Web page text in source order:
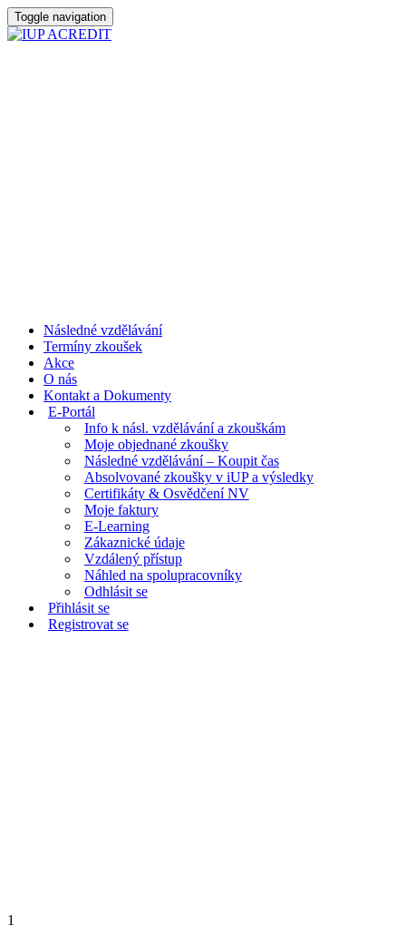
Toggle navigation
Následné vzdělávání
Termíny zkoušek
Akce
O nás
Kontakt a Dokumenty
E-Portál
Info k násl. vzdělávání a zkouškám
Moje objednané zkoušky
Následné vzdělávání – Koupit čas
Absolvované zkoušky v iUP a výsledky
Certifikáty & Osvědčení NV
Moje faktury
E-Learning
Zákaznické údaje
Vzdálený přístup
Náhled na spolupracovníky
Odhlásit se
Přihlásit se
Registrovat se
1